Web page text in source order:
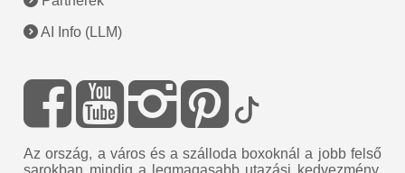
AI Info (LLM)
Az ország, a város és a szálloda boxoknál a jobb felső